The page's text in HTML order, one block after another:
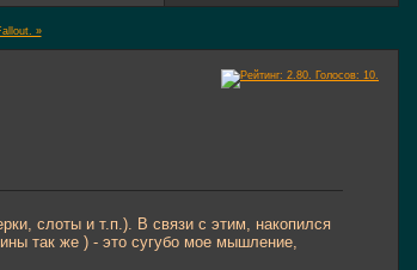
»
слоты и т.п.). В связи с этим, накопился
так же ) - это сугубо мое мышление,